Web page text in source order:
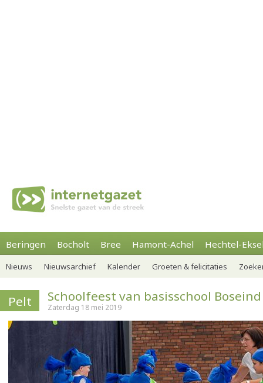
Beringen Bocholt Bree Hamont-Achel Hechtel-
Nieuws Nieuwsarchief Kalender Groeten & felicitaties
Pelt Schoolfeest van basisschool Boseind
Zaterdag 18 mei 2019